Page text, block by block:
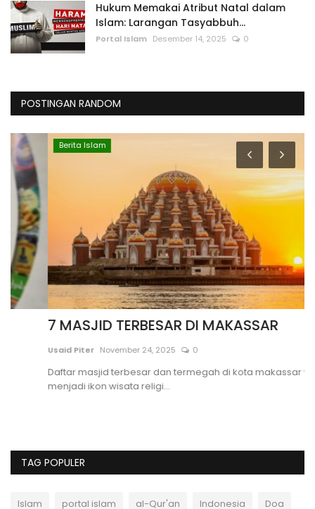
Hukum Memakai Atribut Natal dalam
Islam: Larangan Tasyabbuh...
Portal Islam Desember 14, 2025 0
POSTINGAN RANDOM
Berita Islam
7 MASJID TERBESAR DI MAKASSAR
Usaid Piter November 24, 2025 0
Daftar masjid terbesar dan termegah di kota makassar yang
menjadi ikon wisata religi...
TAG POPULER
Islam portal islam al-Qur'an Indonesia Doa